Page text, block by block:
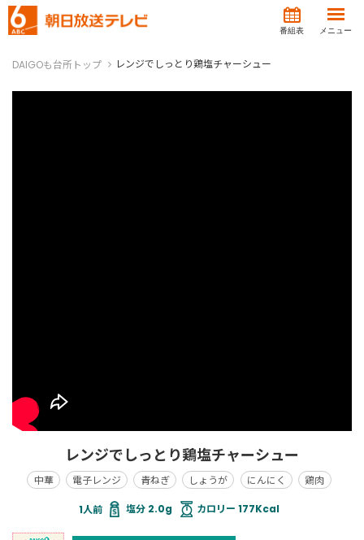
番組表 メニュー
DAIGOも台所トップ レンジでしっとり鶏塩チャーシュー
レンジでしっとり鶏塩チャーシュー
中華 電子レンジ 青ねぎ しょうが にんにく 鶏肉
塩分 2.0g カロリー 177Kcal